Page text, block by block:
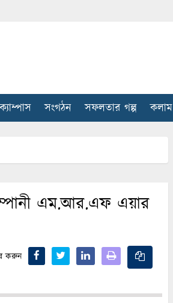
সংগঠন সফলতার গল্প কলাম
এম.আর.এফ এয়ার
করুন